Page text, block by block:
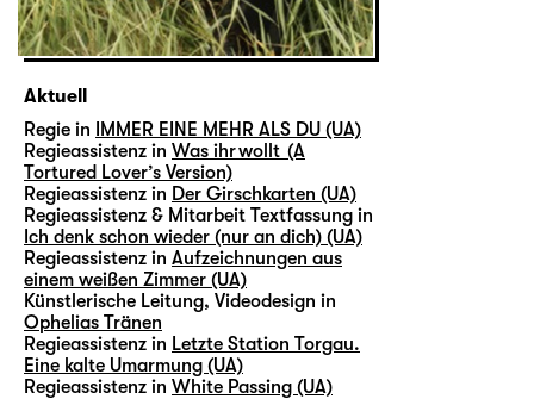
Aktuell
Regie in
IMMER EINE MEHR ALS DU (UA)
Regieassistenz in Was ihr wollt (A
Tortured Lover’s Version)
Regieassistenz in Der Girschkarten (UA)
Regieassistenz & Mitarbeit Textfassung in
Ich denk schon wieder (nur an dich) (UA)
Regieassistenz in Aufzeichnungen aus
einem weißen Zimmer (UA)
Künstlerische Leitung, Videodesign in
Ophelias Tränen
Regieassistenz in Letzte Station Torgau.
Eine kalte Umarmung (UA)
Regieassistenz in White Passing (UA)